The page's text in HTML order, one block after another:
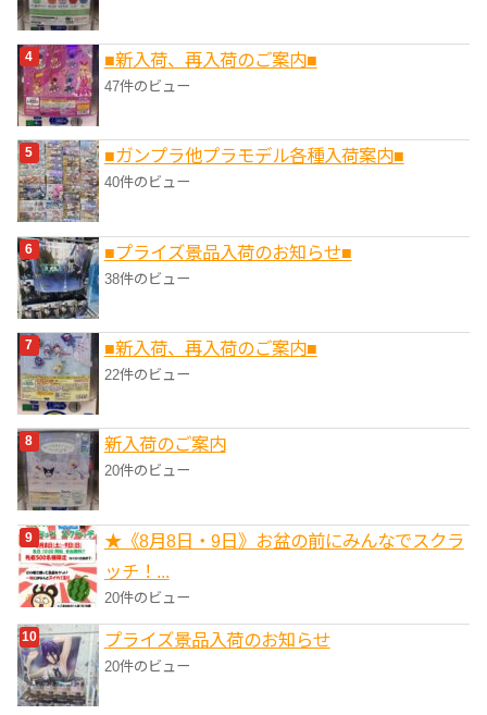
■新入荷、再入荷のご案内■
47件のビュー
■ガンプラ他プラモデル各種入荷案内■
40件のビュー
■プライズ景品入荷のお知らせ■
38件のビュー
■新入荷、再入荷のご案内■
22件のビュー
新入荷のご案内
20件のビュー
★《8月8日・9日》お盆の前にみんなでスクラ
ッチ！...
20件のビュー
プライズ景品入荷のお知らせ
20件のビュー